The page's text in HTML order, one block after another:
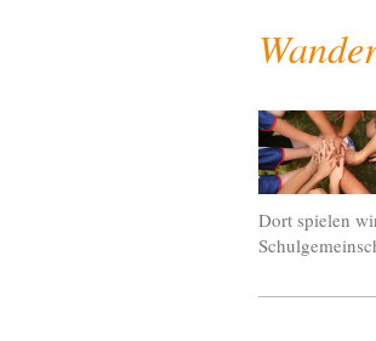
Dort spielen